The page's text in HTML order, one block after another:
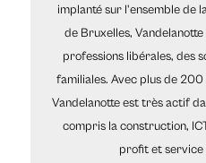
implanté sur l'ensemble de
de Bruxelles,
professions libérales, des
familiales. Avec plus de
Vandelanotte est très actif
compris la construction,
profit et service